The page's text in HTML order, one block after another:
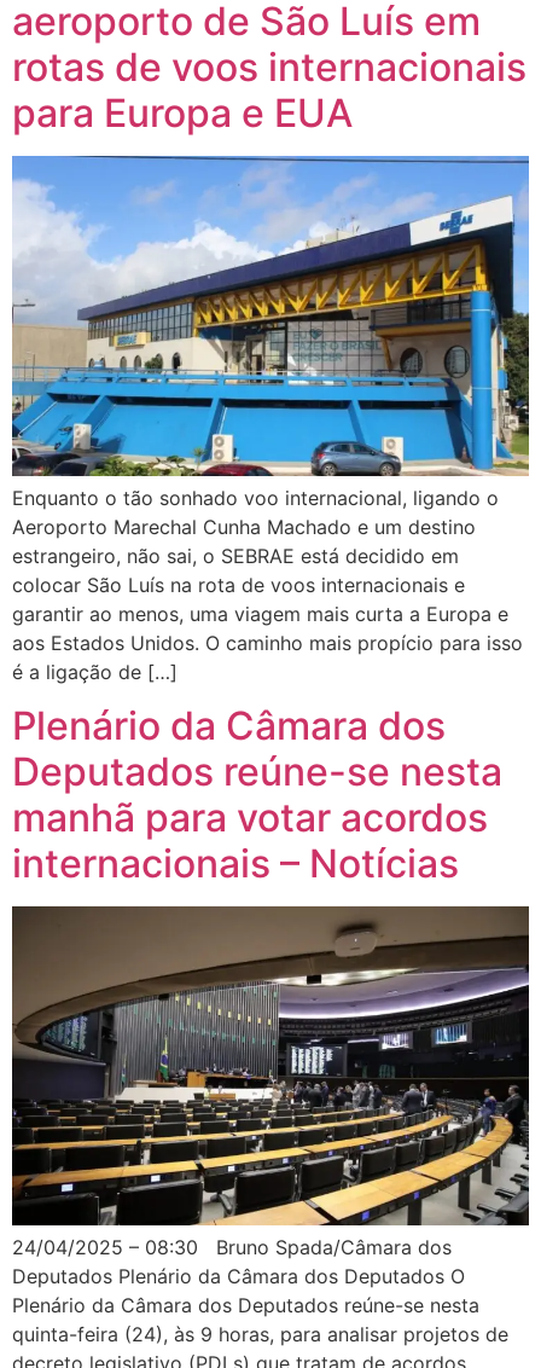
aeroporto de São Luís em
rotas de voos internacionais
para Europa e EUA
Enquanto o tão sonhado voo internacional, ligando o
Aeroporto Marechal Cunha Machado e um destino
estrangeiro, não sai, o SEBRAE está decidido em
colocar São Luís na rota de voos internacionais e
garantir ao menos, uma viagem mais curta a Europa e
aos Estados Unidos. O caminho mais propício para isso
é a ligação de […]
Plenário da Câmara dos
Deputados reúne-se nesta
manhã para votar acordos
internacionais – Notícias
24/04/2025 – 08:30 Bruno Spada/Câmara dos
Deputados Plenário da Câmara dos Deputados O
Plenário da Câmara dos Deputados reúne-se nesta
quinta-feira (24), às 9 horas, para analisar projetos de
decreto legislativo (PDLs) que tratam de acordos